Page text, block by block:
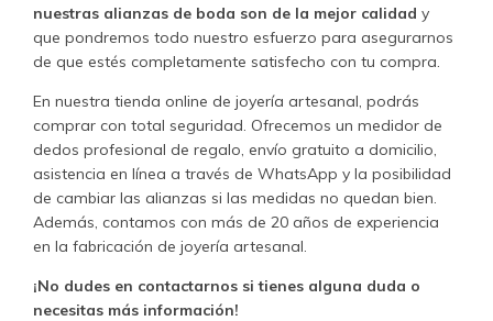
nuestras alianzas de boda son de la mejor calidad y
que pondremos todo nuestro esfuerzo para asegurarnos
de que estés completamente satisfecho con tu compra.
En nuestra tienda online de joyería artesanal, podrás
comprar con total seguridad. Ofrecemos un medidor de
dedos profesional de regalo, envío gratuito a domicilio,
asistencia en línea a través de WhatsApp y la posibilidad
de cambiar las alianzas si las medidas no quedan bien.
Además, contamos con más de 20 años de experiencia
en la fabricación de joyería artesanal.
¡No dudes en contactarnos si tienes alguna duda o
necesitas más información!